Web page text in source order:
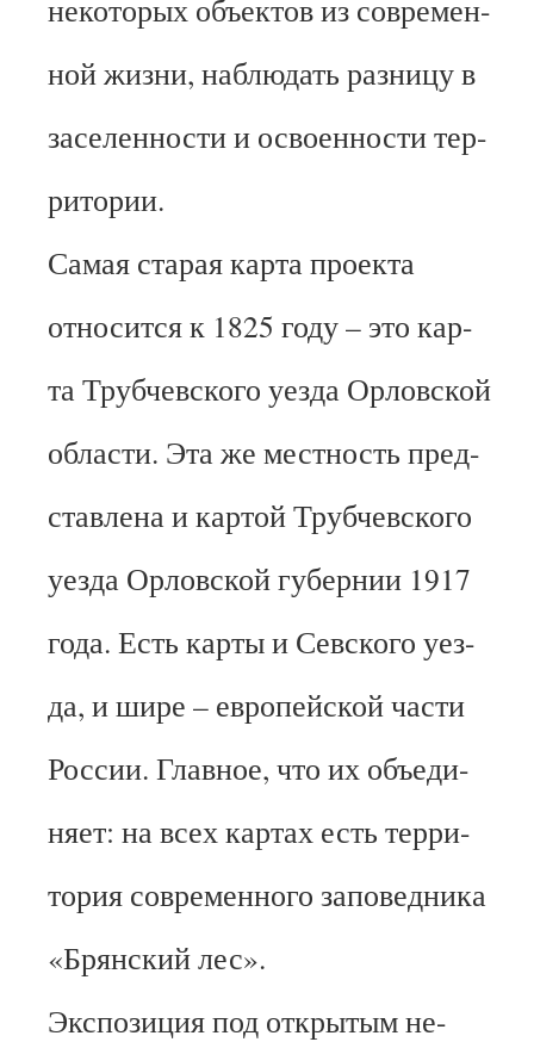
некоторых объектов из современ-
ной жизни, наблюдать разницу в
заселенности и освоенности тер-
ритории.
Самая старая карта проекта
относится к 1825 году – это кар-
та Трубчевского уезда Орловской
области. Эта же местность пред-
ставлена и картой Трубчевского
уезда Орловской губернии 1917
года. Есть карты и Севского уез-
да, и шире – европейской части
России. Главное, что их объеди-
няет: на всех картах есть терри-
тория современного заповедника
«Брянский лес».
Экспозиция под открытым не-